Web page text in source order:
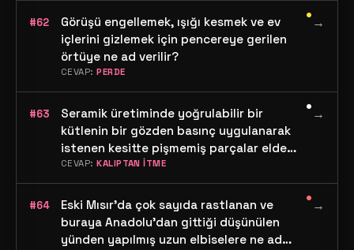
#62
Görüşü engellemek, ışığı kesmek ve ev
içlerini gizlemek için pencereye gerilen
örtüye ne ad verilir?
CEVAP:PERDE
•→
#63
Seramik üretiminde yoğrulabilir bir
kütlenin bir gözden basınç uygulanarak
istenen kesitte pişmemiş parçalar elde
edilmesine ne ad verilir?
CEVAP:KALIPTAN İTME
•→
#64
Eski Mısır'da çok sayıda rastlanan ve
buraya Anadolu'dan gittiği düşünülen
yünden yapılmış uzun elbiselere ne ad
•→